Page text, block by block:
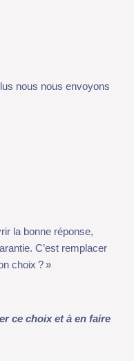
nous envoyons un
remplacer la
? »
et à en faire quelque